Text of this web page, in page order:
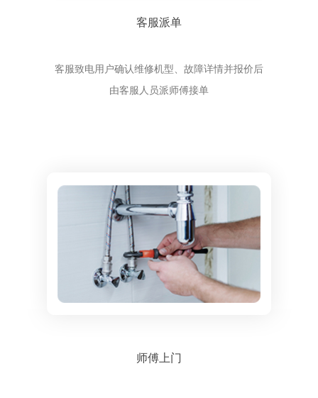
客服派单
客服致电用户确认维修机型、故障详情并报价后
由客服人员派师傅接单
师傅上门